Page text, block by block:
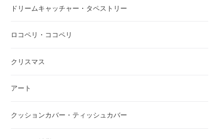
ドリームキャッチャー・タペストリー
ロコペリ・ココペリ
クリスマス
アート
クッションカバー・ティッシュカバー